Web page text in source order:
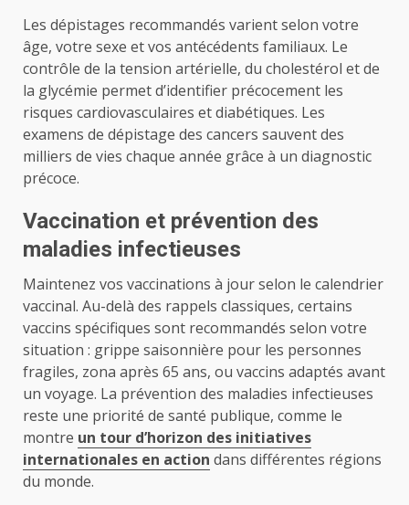
Les dépistages recommandés varient selon votre
âge, votre sexe et vos antécédents familiaux. Le
contrôle de la tension artérielle, du cholestérol et de
la glycémie permet d’identifier précocement les
risques cardiovasculaires et diabétiques. Les
examens de dépistage des cancers sauvent des
milliers de vies chaque année grâce à un diagnostic
précoce.
Vaccination et prévention des
maladies infectieuses
Maintenez vos vaccinations à jour selon le calendrier
vaccinal. Au-delà des rappels classiques, certains
vaccins spécifiques sont recommandés selon votre
situation : grippe saisonnière pour les personnes
fragiles, zona après 65 ans, ou vaccins adaptés avant
un voyage. La prévention des maladies infectieuses
reste une priorité de santé publique, comme le
montre un tour d’horizon des initiatives
internationales en action dans différentes régions
du monde.